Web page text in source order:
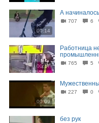
00:14
А
707 6
00:17
Работница
765 5
00:09
227 0
без рук